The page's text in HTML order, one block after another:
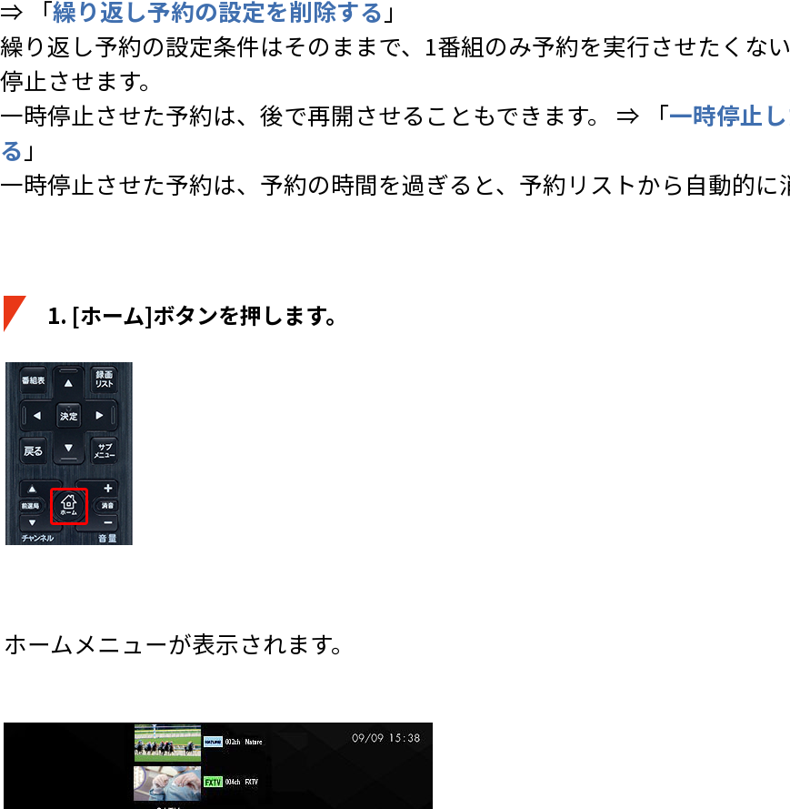
⇒ 「繰り返し予約の設定を削除する 」
繰り返し予約の設定条件はそのままで、1番組のみ予約を実行させたくな
停止させます。
一時停止させた予約は、後で再開させることもできます。 ⇒ 「一時停止
る 」
一時停止させた予約は、予約の時間を過ぎると、予約リストから自動的に
1. [ホーム]ボタンを押します。
ホームメニューが表示されます。